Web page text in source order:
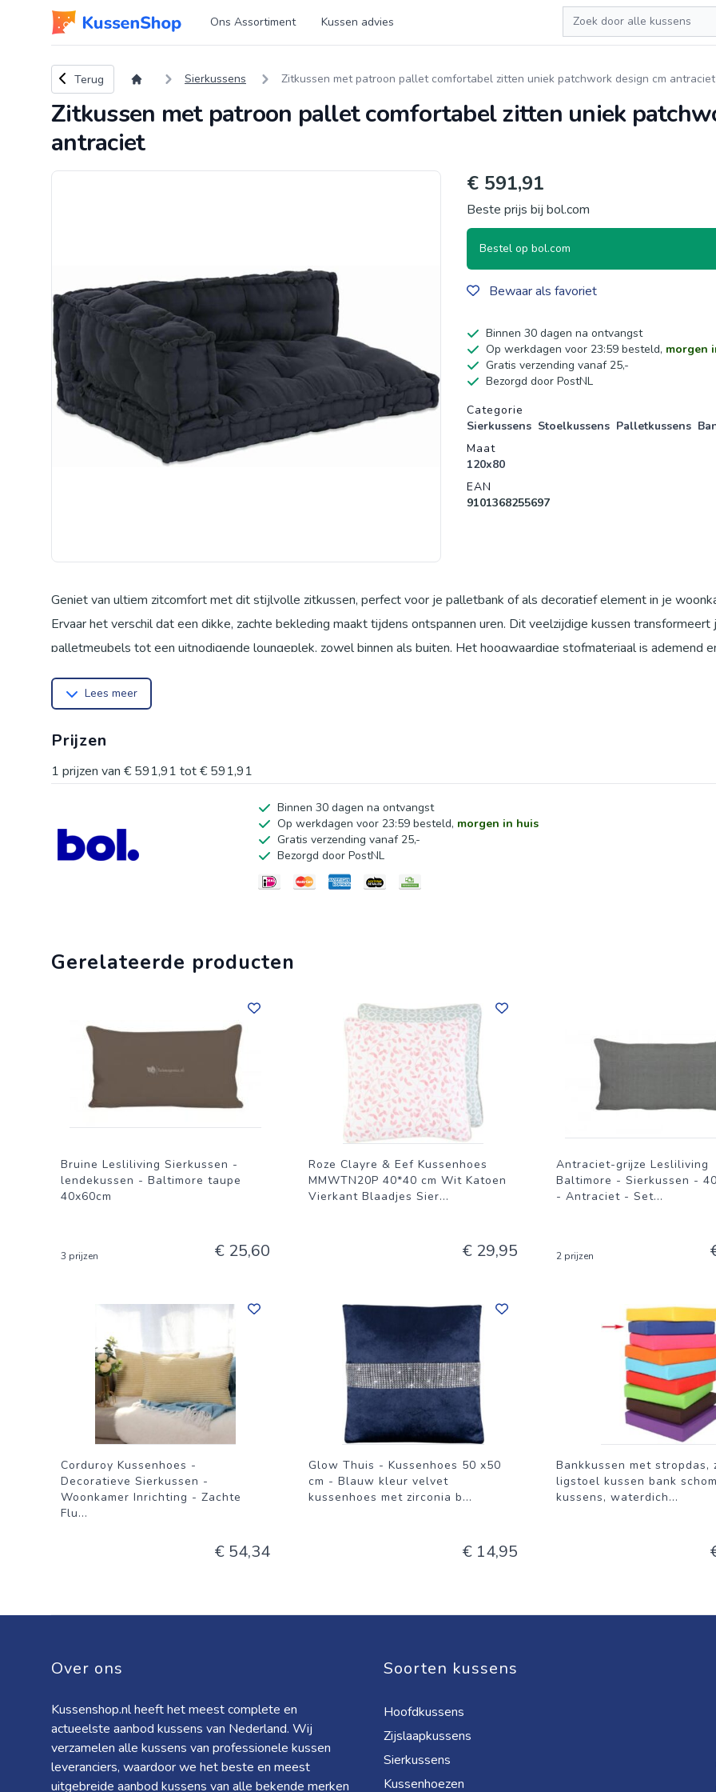
Logo www.kussenshop.nl Ons Assortiment Kussen advies
Zoeken
Terug naar overzicht
Terug Sierkussens Zitkussen met patroon pallet comfortabel zitten uniek patchwork design cm antraciet
Zitkussen met patroon pallet comfortabel zitten uniek
antraciet
€ 591,91
Beste prijs bij bol.com
Bestel op bol.com
Bewaar als favoriet
Binnen 30 dagen na ontvangst
Op werkdagen voor 23:59 besteld, morgen
Gratis verzending vanaf 25,-
Bezorgd door PostNL
Productgegevens
Categorie
Sierkussens Stoelkussens Palletkussens
Maat
120x80
EAN
9101368255697
Geniet van ultiem zitcomfort met dit stijlvolle zitkussen, perfect voor je palletbank of als decoratief element in je
Ervaar het verschil dat een dikke, zachte bekleding maakt tijdens ontspannen uren. Dit veelzijdige kussen transformeert
palletmeubels tot een uitnodigende loungeplek, zowel binnen als buiten. Het hoogwaardige stofmateriaal is ademend
ruimte, ideaal voor gezellige filmavonden of ontspannen momenten. Elk kussen is door het individuele patchwork-
elegantie en stijl te geven. Maak van je huis een nog comfortabelere en stijlvolle plek met dit prachtige zitkussen.
Lees meer
Prijzen
1 prijzen van € 591,91 tot€ 591,91
Binnen 30 dagen na ontvangst
Op werkdagen voor 23:59 besteld, morgen in huis
Gratis verzending vanaf 25,-
Bezorgd door PostNL
Gerelateerde producten
Bruine Lesliliving Sierkussen -
lendekussen - Baltimore taupe
40x60cm
3 prijzen € 25,60
Roze Clayre & Eef Kussenhoes
MMWTN20P 40*40 cm Wit Katoen
Vierkant Blaadjes Sier...
€ 29,95
Antraciet-grijze Lesliliving
Baltimore - Sierkussen -
- Antraciet - Set...
2 prijzen
Corduroy Kussenhoes -
Decoratieve Sierkussen -
Woonkamer Inrichting - Zachte
Flu...
€ 54,34
Glow Thuis - Kussenhoes 50 x50
cm - Blauw kleur velvet
kussenhoes met zirconia b...
€ 14,95
Bankkussen met stropdas,
ligstoel kussen bank
kussens, waterdich...
Over ons
Kussenshop.nl heeft het meest complete en
actueelste aanbod kussens van Nederland. Wij
verzamelen alle kussens van professionele kussen
leveranciers, waardoor we het beste en meest
uitgebreide aanbod kussens van alle bekende merken
Soorten kussens
Hoofdkussens
Zijslaapkussens
Sierkussens
Kussenhoezen